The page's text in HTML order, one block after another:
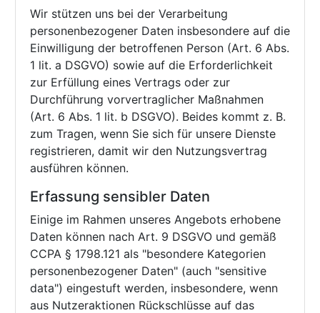
Wir stützen uns bei der Verarbeitung
personenbezogener Daten insbesondere auf die
Einwilligung der betroffenen Person (Art. 6 Abs.
1 lit. a DSGVO) sowie auf die Erforderlichkeit
zur Erfüllung eines Vertrags oder zur
Durchführung vorvertraglicher Maßnahmen
(Art. 6 Abs. 1 lit. b DSGVO). Beides kommt z. B.
zum Tragen, wenn Sie sich für unsere Dienste
registrieren, damit wir den Nutzungsvertrag
ausführen können.
Erfassung sensibler Daten
Einige im Rahmen unseres Angebots erhobene
Daten können nach Art. 9 DSGVO und gemäß
CCPA § 1798.121 als "besondere Kategorien
personenbezogener Daten" (auch "sensitive
data") eingestuft werden, insbesondere, wenn
aus Nutzeraktionen Rückschlüsse auf das